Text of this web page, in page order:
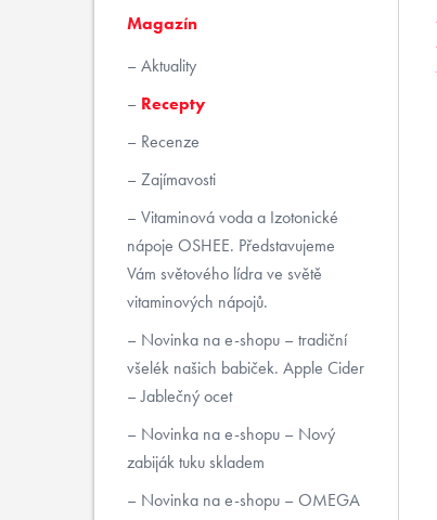
Magazín
Aktuality
Recepty
Recenze
Zajímavosti
Vitaminová voda a Izotonické
nápoje OSHEE. Představujeme
Vám světového lídra ve světě
vitaminových nápojů.
Novinka na e-shopu – tradiční
všelék našich babiček. Apple Cider
– Jablečný ocet
Novinka na e-shopu – Nový
zabiják tuku skladem
Novinka na e-shopu – OMEGA